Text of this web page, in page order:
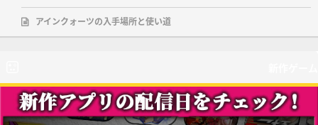
アインクォーツの入手場所と使い道